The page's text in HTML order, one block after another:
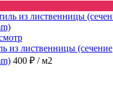
из лиственницы (сечение
400 ₽ / м2